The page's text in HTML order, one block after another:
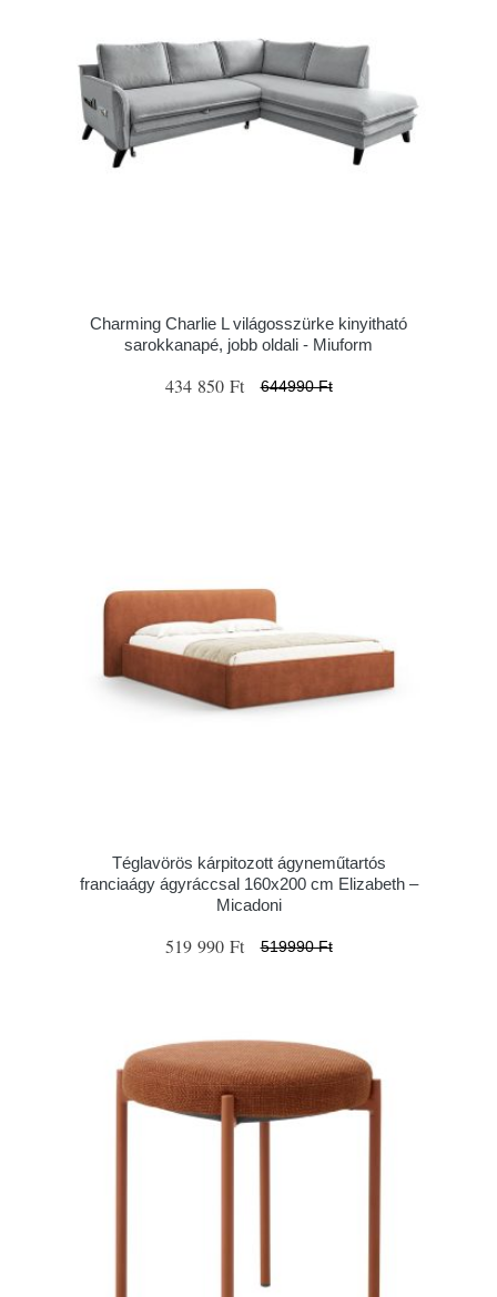
Charming Charlie L világosszürke kinyitható
sarokkanapé, jobb oldali - Miuform
434 850 Ft 644990 Ft
Téglavörös kárpitozott ágyneműtartós
franciaágy ágyráccsal 160x200 cm Elizabeth –
Micadoni
519 990 Ft 519990 Ft